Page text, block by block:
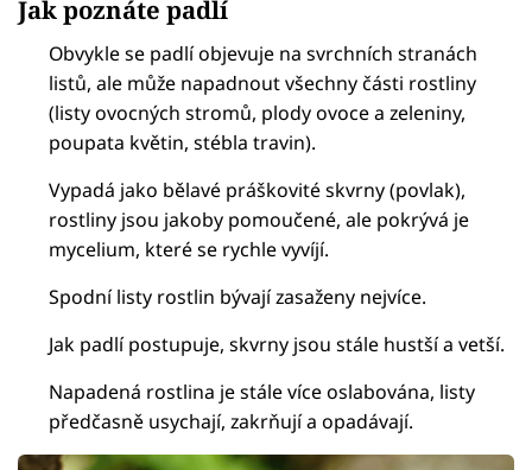
Jak poznáte padlí
Obvykle se padlí objevuje na svrchních stranách
listů, ale může napadnout všechny části rostliny
(listy ovocných stromů, plody ovoce a zeleniny,
poupata květin, stébla travin).
Vypadá jako bělavé práškovité skvrny (povlak),
rostliny jsou jakoby pomoučené, ale pokrývá je
mycelium, které se rychle vyvíjí.
Spodní listy rostlin bývají zasaženy nejvíce.
Jak padlí postupuje, skvrny jsou stále hustší a vetší.
Napadená rostlina je stále více oslabována, listy
předčasně usychají, zakrňují a opadávají.